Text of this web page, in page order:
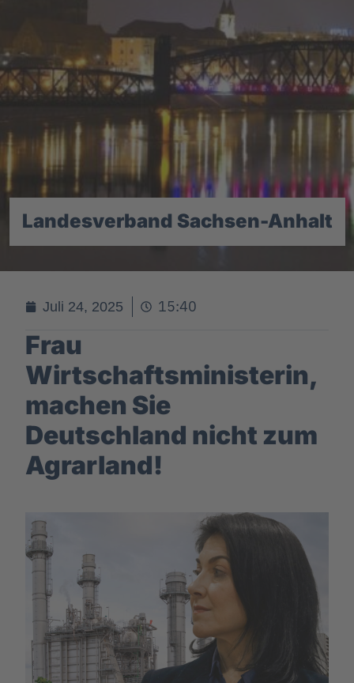
Landesverband Sachsen-Anhalt
Juli 24, 2025 15:40
Frau
Wirtschaftsministerin,
machen Sie
Deutschland nicht zum
Agrarland!